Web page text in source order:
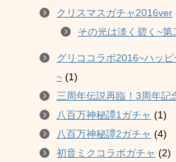
クリスマスガチャ2016ver
その光は淡く碧く~
グリココラボ2016~ハッ
~ (1)
三周年伝説再臨！3周年記
八百万神秘譚1ガチャ (1)
八百万神秘譚2ガチャ (4)
初音ミクコラボガチャ (2)